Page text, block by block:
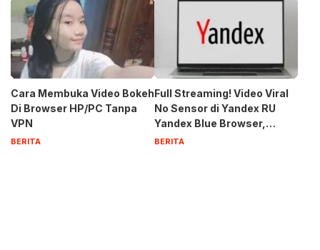
Cara Membuka Video Bokeh
Di Browser HP/PC Tanpa
VPN
BERITA
Full Streaming! Video Viral
No Sensor di Yandex RU
Yandex Blue Browser,
Privasi Aman Terbaru 2023
BERITA